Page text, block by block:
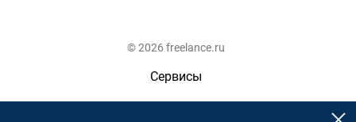
© 2026 freelance.ru
Сервисы
Помощь